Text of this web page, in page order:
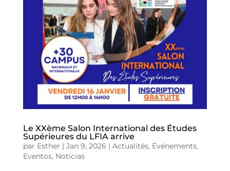
Le XXème Salon International des Études
Supérieures du LFIA arrive
par Esther | Jan 9, 2026 | Actualités, Événements,
Eventos, Noticias